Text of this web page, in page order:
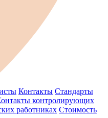
Контакты Стандарты
контролирующих
работниках Стоимость